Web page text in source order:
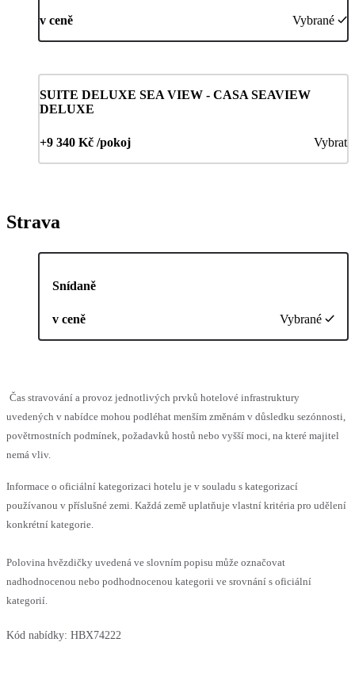
v ceně Vybrané
SUITE DELUXE SEA VIEW - CASA SEAVIEW
DELUXE
+9 340 Kč /pokoj Vybrat
Strava
Snídaně
v ceně Vybrané
Čas stravování a provoz jednotlivých prvků hotelové infrastruktury
uvedených v nabídce mohou podléhat menším změnám v důsledku sezónnosti,
povětrnostních podmínek, požadavků hostů nebo vyšší moci, na které majitel
nemá vliv.
Informace o oficiální kategorizaci hotelu je v souladu s kategorizací
používanou v příslušné zemi. Každá země uplatňuje vlastní kritéria pro udělení
konkrétní kategorie.
Polovina hvězdičky uvedená ve slovním popisu může označovat
nadhodnocenou nebo podhodnocenou kategorii ve srovnání s oficiální
kategorií.
Kód nabídky: HBX74222